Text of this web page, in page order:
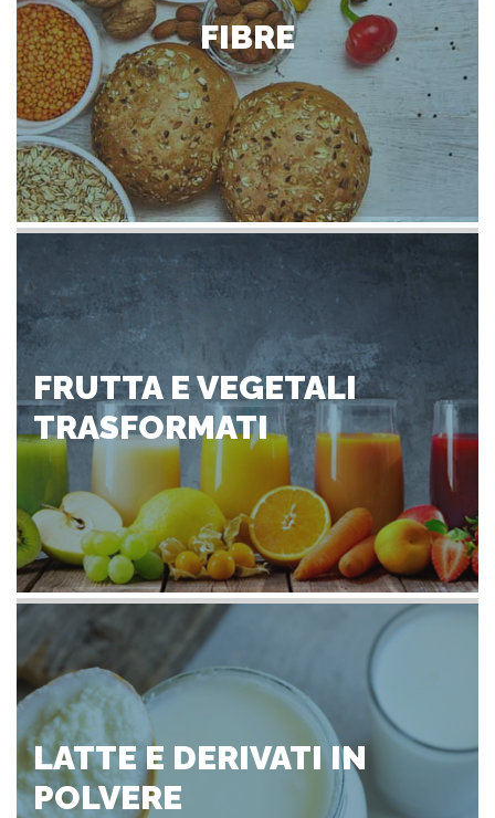
FIBRE
FRUTTA E VEGETALI
TRASFORMATI
LATTE E DERIVATI IN
POLVERE